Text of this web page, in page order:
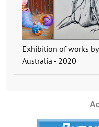
Exhibition of works
Australia - 2020